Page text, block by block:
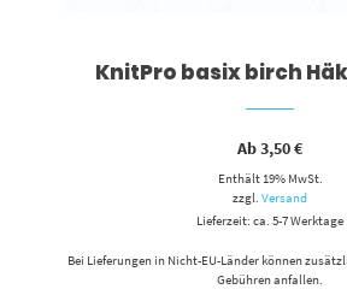
KnitPro basix birch
Ab3,50€
Enthält 19% MwSt.
zzgl.Versand
Lieferzeit: ca. 5-7 Werktage
Bei Lieferungen in Nicht-EU-Länder können
Gebühren anfallen.